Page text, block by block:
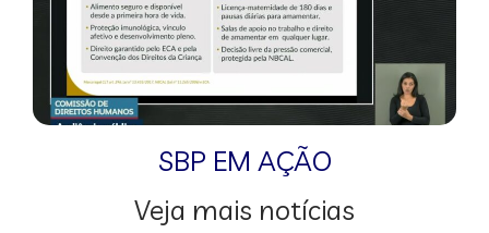
SBP EM AÇÃO
Veja mais notícias